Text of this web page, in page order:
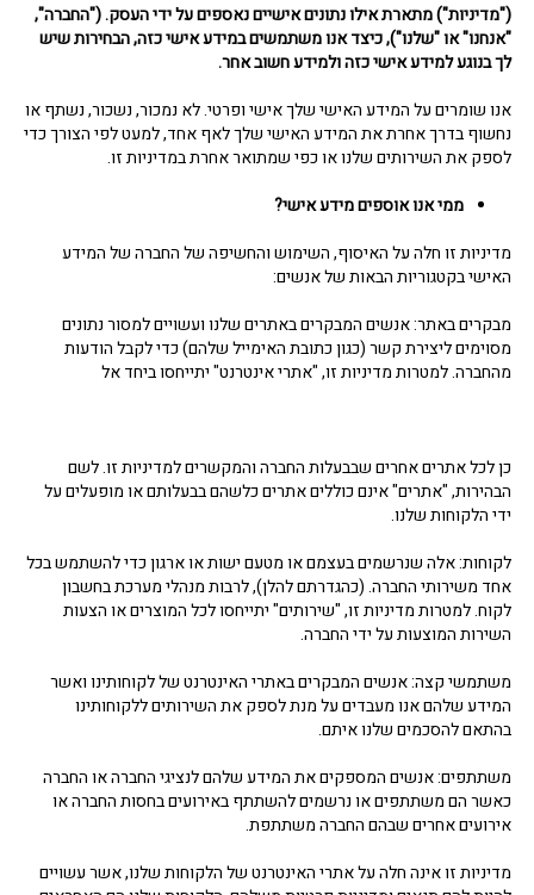
("מדיניות") מתארת אילו נתונים אישיים נאספים על ידי העסק. ("החברה",
"אנחנו" או "שלנו"), כיצד אנו משתמשים במידע אישי כזה, הבחירות שיש
לך בנוגע למידע אישי כזה ולמידע חשוב אחר.
אנו שומרים על המידע האישי שלך אישי ופרטי. לא נמכור, נשכור, נשתף או
נחשוף בדרך אחרת את המידע האישי שלך לאף אחד, למעט לפי הצורך כדי
לספק את השירותים שלנו או כפי שמתואר אחרת במדיניות זו.
ממי אנו אוספים מידע אישי?
מדיניות זו חלה על האיסוף, השימוש והחשיפה של החברה של המידע
האישי בקטגוריות הבאות של אנשים:
מבקרים באתר: אנשים המבקרים באתרים שלנו ועשויים למסור נתונים
מסוימים ליצירת קשר (כגון כתובת האימייל שלהם) כדי לקבל הודעות
מהחברה. למטרות מדיניות זו, "אתרי אינטרנט" יתייחסו ביחד אל
כן לכל אתרים אחרים שבבעלות החברה והמקשרים למדיניות זו. לשם
הבהירות, "אתרים" אינם כוללים אתרים כלשהם בבעלותם או מופעלים על
ידי הלקוחות שלנו.
לקוחות: אלה שנרשמים בעצמם או מטעם ישות או ארגון כדי להשתמש בכל
אחד משירותי החברה. (כהגדרתם להלן), לרבות מנהלי מערכת בחשבון
לקוח. למטרות מדיניות זו, "שירותים" יתייחסו לכל המוצרים או הצעות
השירות המוצעות על ידי החברה.
משתמשי קצה: אנשים המבקרים באתרי האינטרנט של לקוחותינו ואשר
המידע שלהם אנו מעבדים על מנת לספק את השירותים ללקוחותינו
בהתאם להסכמים שלנו איתם.
משתתפים: אנשים המספקים את המידע שלהם לנציגי החברה או החברה
כאשר הם משתתפים או נרשמים להשתתף באירועים בחסות החברה או
אירועים אחרים שבהם החברה משתתפת.
מדיניות זו אינה חלה על אתרי האינטרנט של הלקוחות שלנו, אשר עשויים